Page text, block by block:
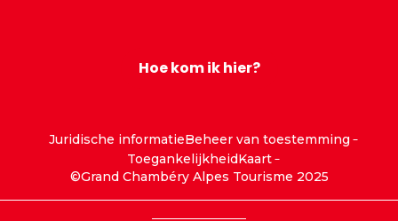
Hoe kom ik hier?
Juridische informatieBeheer van toestemming
ToegankelijkheidKaart
©Grand Chambéry Alpes Tourisme 2025